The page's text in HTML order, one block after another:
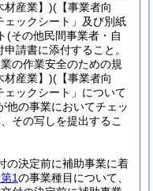
材産業】)(【事業者向
ェックシート」及び別紙
(その他民間事業者・自
請書に添付すること。
の作業安全のための規
材産業】)(【事業者向
ェックシート」について
他の事業においてチェッ
その写しを提出するこ
の決定前に補助事業に着
1の事業種目について、